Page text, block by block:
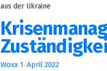
aus der Ukraine
Woxx 1. April 2022